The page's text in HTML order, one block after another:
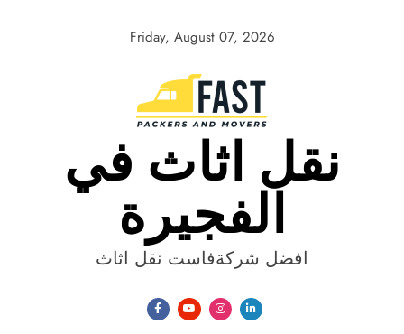
Friday, August 07, 2026
نقل اثاث في
الفجيرة
افضل شركةفاست نقل اثاث